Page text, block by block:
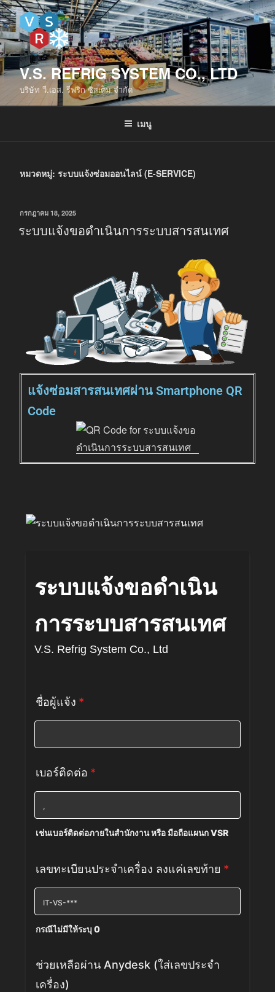
V.S. REFRIG SYSTEM CO., LTD
บริษัท วี.เอส. รีฟริก ซิสเต็ม จำกัด
เมนู
หมวดหมู่: ระบบแจ้งซ่อมออนไลน์ (E-SERVICE)
กรกฎาคม 18, 2025
ระบบแจ้งขอดำเนินการระบบสารสนเทศ
แจ้งซ่อมสารสนเทศผ่าน Smartphone QR
Code
ระบบแจ้งขอดำเนิน
การระบบสารสนเทศ
V.S. Refrig System Co., Ltd
ชื่อผู้แจ้ง *
เบอร์ติดต่อ *
เช่นเบอร์ติดต่อภายในสำนักงาน หรือ มือถือแผนก VSR
เลขทะเบียนประจำเครื่อง ลงแค่เลขท้าย *
กรณีไม่มีให้ระบุ 0
ช่วยเหลือผ่าน Anydesk (ใส่เลขประจำ
เครื่อง)